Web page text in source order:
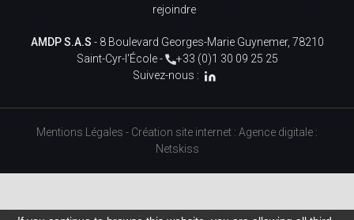
rejoindre
AMDP S.A.S - 8 Boulevard Georges-Marie Guynemer, 78210
Saint-Cyr-l'École -
+33 (0)1 30 09 25 25
Suivez-nous :
Mentions Légales - Création site internet : Agence digitale :
Netskiss